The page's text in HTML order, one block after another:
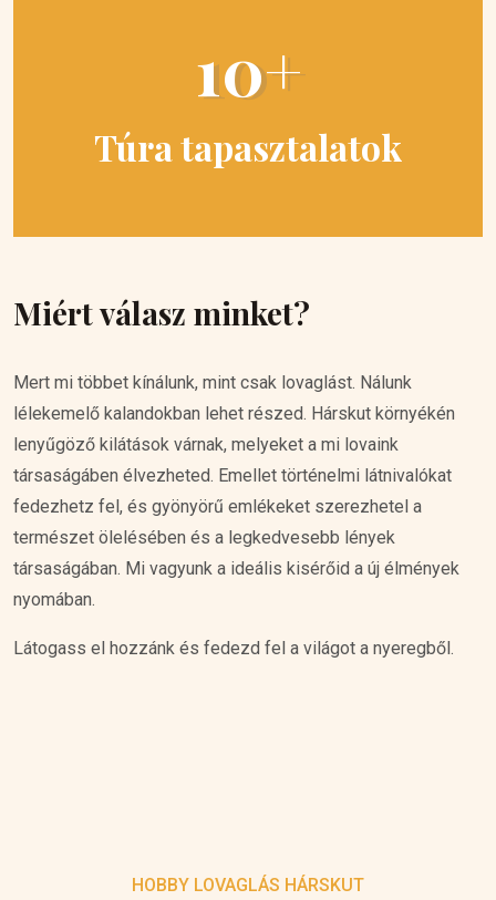
10+
Túra tapasztalatok
Miért válasz minket?
Mert mi többet kínálunk, mint csak lovaglást. Nálunk
lélekemelő kalandokban lehet részed. Hárskut környékén
lenyűgöző kilátások várnak, melyeket a mi lovaink
társaságáben élvezheted. Emellet történelmi látnivalókat
fedezhetz fel, és gyönyörű emlékeket szerezhetel a
természet ölelésében és a legkedvesebb lények
társaságában. Mi vagyunk a ideális kisérőid a új élmények
nyomában.
Látogass el hozzánk és fedezd fel a világot a nyeregből.
HOBBY LOVAGLÁS HÁRSKUT